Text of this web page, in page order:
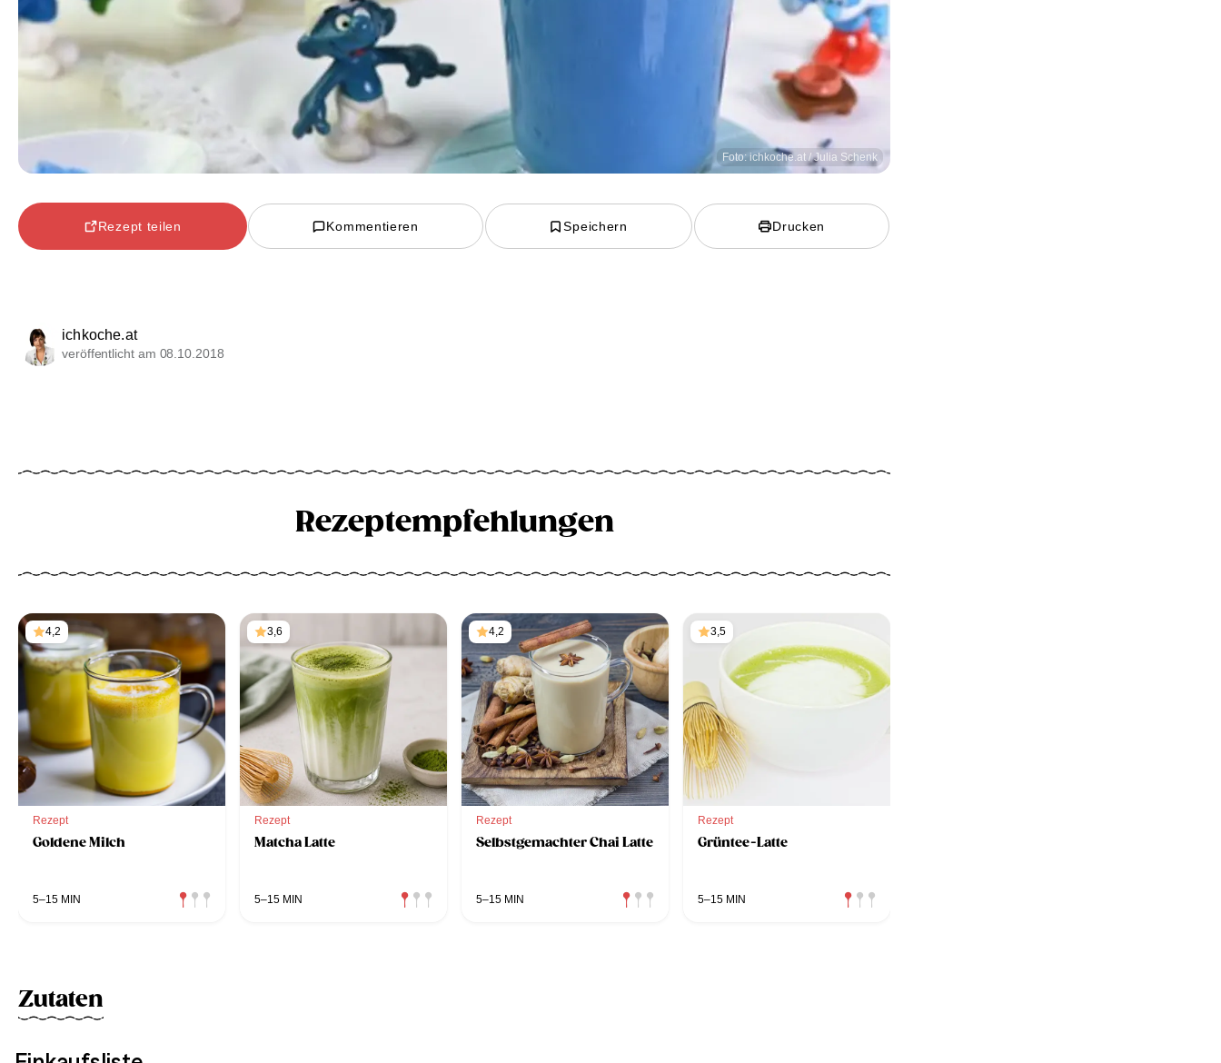
Foto: ichkoche.at / Julia Schenk
Rezept teilen Kommentieren Speichern Drucken
ichkoche.at
veröffentlicht am 08.10.2018
Rezeptempfehlungen
4,2
Rezept
Goldene Milch
5–15 MIN
3,6
Rezept
Matcha Latte
5–15 MIN
4,2
Rezept
Selbstgemachter Chai Latte
5–15 MIN
3,5
Rezept
Grüntee-Latte
5–15 MIN
Zutaten